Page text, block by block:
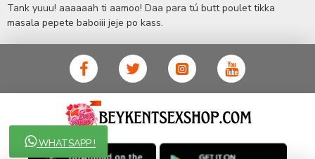
WHATSAPP !
5000'e yakın geniş ürün yelpazesi ile Türkiye'de bu sektörde
kendi alanımızda en geniş ürün gurubuna sahip ender
mağazalardan biri olması, müşteri memnuniyetini her zaman ön
planda tutan yaklaşımcı ve yenilikçi servislerin geliştirilmesi
konusundaki becerileri ile kendisine Cinsel Ürün hayatında lider
ve kalıcı bir yer edinmiştir.
Tank yuuu! aaaaaah ti aamoo! Daa para tú butt poulet tikka
masala pepete baboiii jeje po kass.